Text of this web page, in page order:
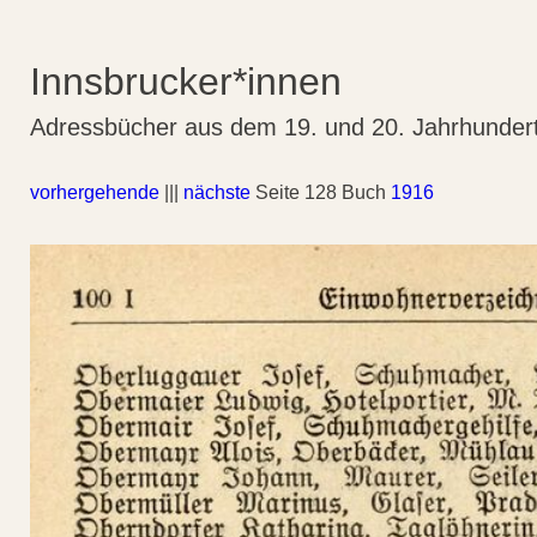
Innsbrucker*innen
Adressbücher aus dem 19. und 20.
vorhergehende nächste Seite 128 Buch 1916